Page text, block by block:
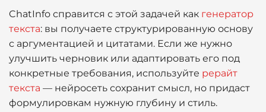
ChatInfo справится с этой задачей как генератор
текста: вы получаете структурированную основу
с аргументацией и цитатами. Если же нужно
улучшить черновик или адаптировать его под
конкретные требования, используйте рерайт
текста — нейросеть сохранит смысл, но придаст
формулировкам нужную глубину и стиль.